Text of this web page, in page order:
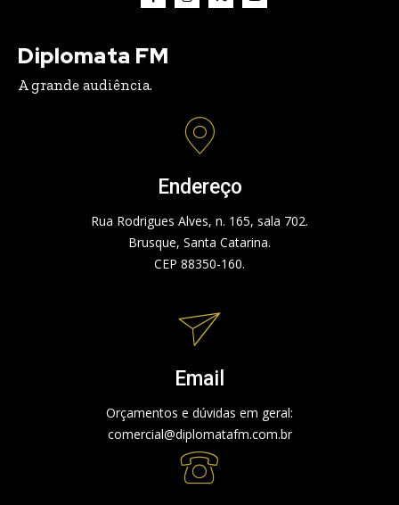
Diplomata FM
A grande audiência.
Endereço
Rua Rodrigues Alves, n. 165, sala 702.
Brusque, Santa Catarina.
CEP 88350-160.
Email
Orçamentos e dúvidas em geral:
comercial@diplomatafm.com.br